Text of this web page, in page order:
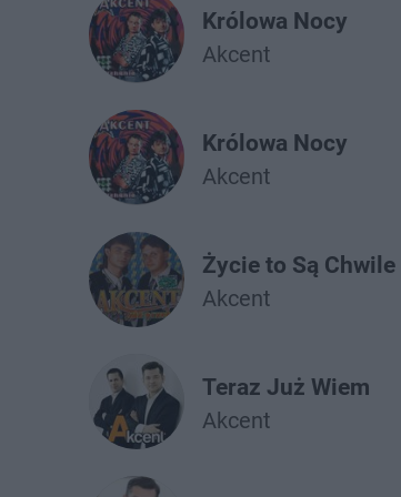
Królowa Nocy
Akcent
Królowa Nocy
Akcent
Życie to Są Chwile
Akcent
Teraz Już Wiem
Akcent